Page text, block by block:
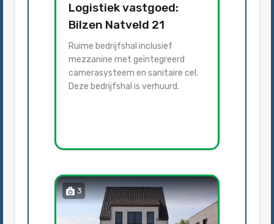
Logistiek vastgoed:
Bilzen Natveld 21
Ruime bedrijfshal inclusief
mezzanine met geïntegreerd
camerasysteem en sanitaire cel.
Deze bedrijfshal is verhuurd.
3